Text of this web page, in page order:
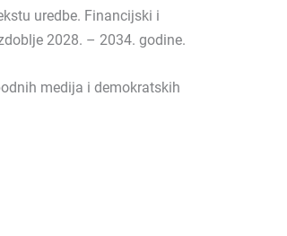
uredbe. Financijski i
2028. – 2034. godine.
medija i demokratskih